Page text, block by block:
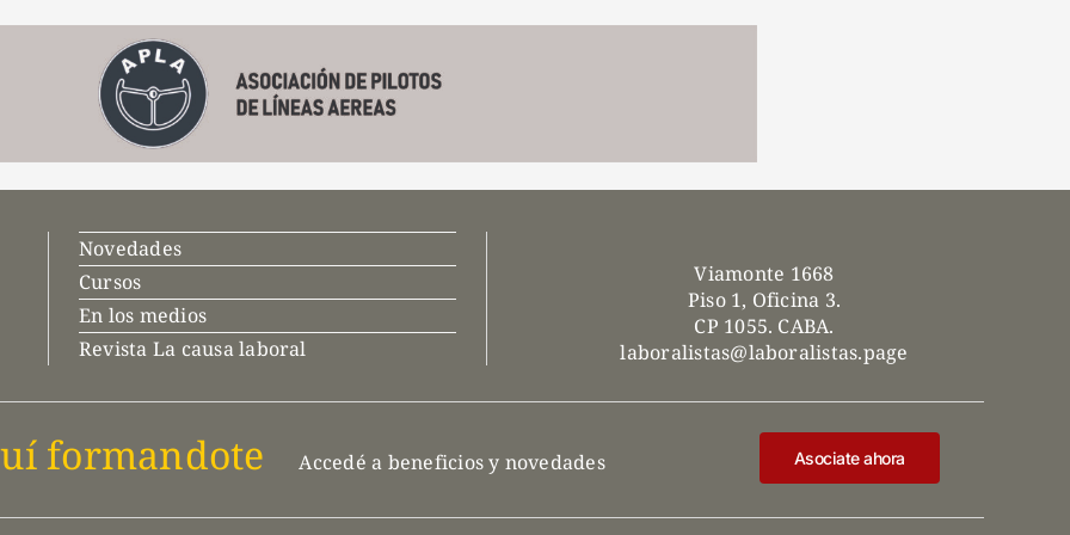
Novedades
Cursos
En los medios
Revista La causa laboral
Viamonte 1668
Piso 1, Oficina 3.
CP 1055. CABA.
laboralistas@laboralistas.page
formandote Accedé a beneficios y novedades Asociate ahora